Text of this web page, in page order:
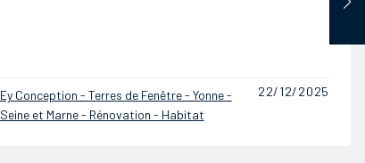
Ey Conception - Terres de Fenêtre - Yonne -
Seine et Marne - Rénovation - Habitat
26/11/2025